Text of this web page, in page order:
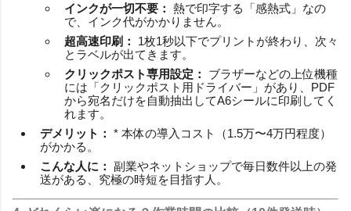
インクが一切不要： 熱で印字する「感熱式」なの
で、インク代がかかりません。
超高速印刷：
1枚1秒以下でプリントが終わり、次々
とラベルが出てきます。
クリックポスト専用設定：
ブラザーなどの上位機種
には「クリックポスト用ドライバー」があり、PDF
から宛名だけを自動抽出してA6シールに印刷してく
れます。
デメリット： * 本体の導入コスト（1.5万〜4万円程度）
がかかる。
こんな人に： 副業やネットショップで毎日数件以上の発
送がある、究極の時短を目指す人。